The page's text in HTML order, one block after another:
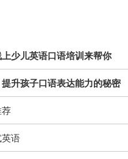
少儿英语口语培训来帮你
升孩子口语表达能力的秘密
语